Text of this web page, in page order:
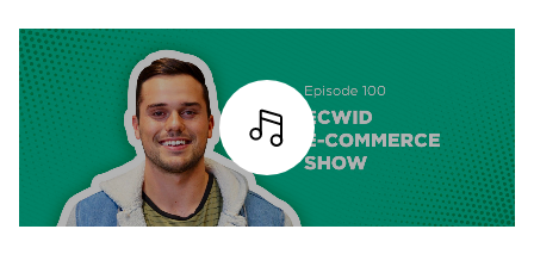
詳細を見る